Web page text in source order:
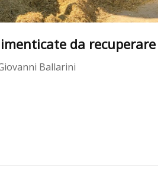
da recuperare
Ballarini